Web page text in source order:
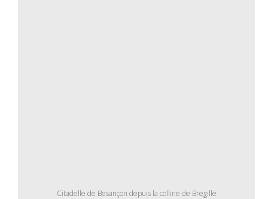
Citadelle de Besançon depuis la colline de Bregille